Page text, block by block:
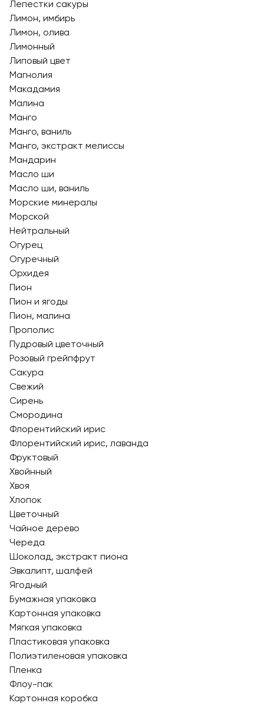
Лепестки сакуры
Лимон, имбирь
Лимон, олива
Лимонный
Липовый цвет
Магнолия
Макадамия
Малина
Манго
Манго, ваниль
Манго, экстракт мелиссы
Мандарин
Масло ши
Масло ши, ваниль
Морские минералы
Морской
Нейтральный
Огурец
Огуречный
Орхидея
Пион
Пион и ягоды
Пион, малина
Прополис
Пудровый цветочный
Розовый грейпфрут
Сакура
Свежий
Сирень
Смородина
Флорентийский ирис
Флорентийский ирис, лаванда
Фруктовый
Хвойнный
Хвоя
Хлопок
Цветочный
Чайное дерево
Череда
Шоколад, экстракт пиона
Эвкалипт, шалфей
Ягодный
Бумажная упаковка
Картонная упаковка
Мягкая упаковка
Пластиковая упаковка
Полиэтиленовая упаковка
Пленка
Флоу-пак
Картонная коробка